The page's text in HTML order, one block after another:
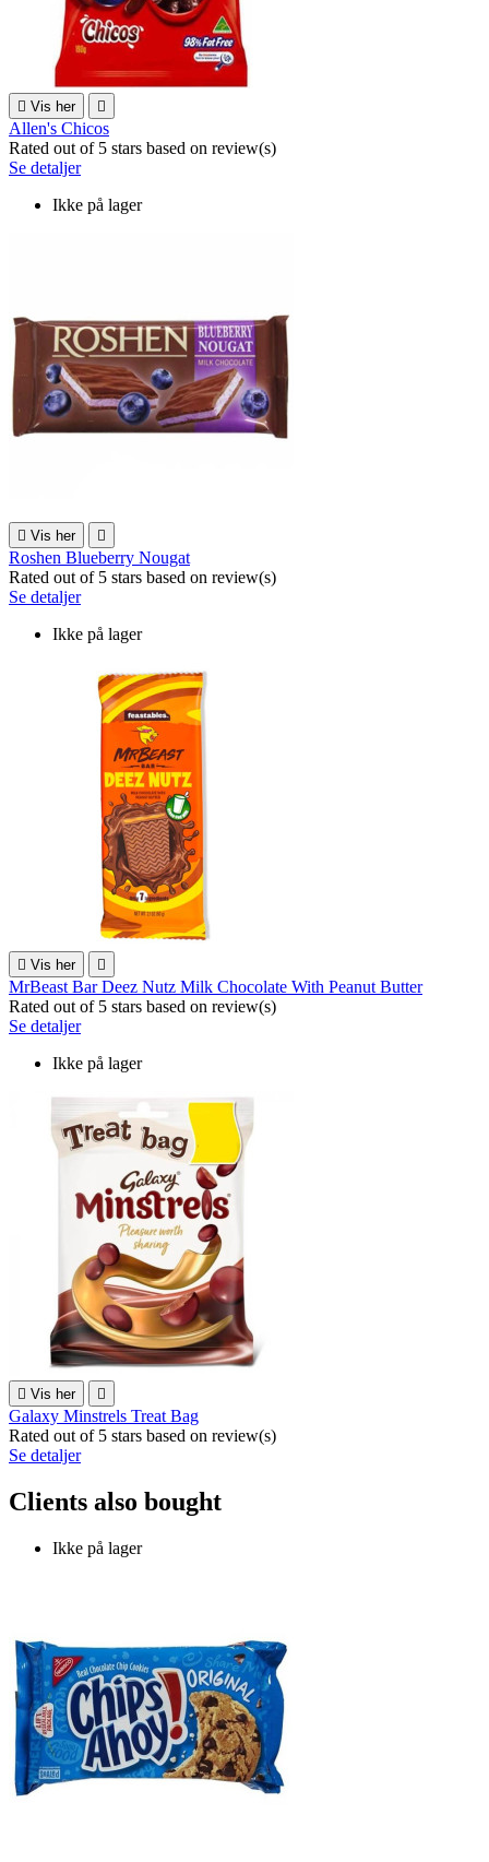
 Vis her 
Allen's Chicos
Rated out of 5 stars based on review(s)
Se detaljer
Ikke på lager
 Vis her 
Roshen Blueberry Nougat
Rated out of 5 stars based on review(s)
Se detaljer
Ikke på lager
 Vis her 
MrBeast Bar Deez Nutz Milk Chocolate With Peanut Butter
Rated out of 5 stars based on review(s)
Se detaljer
Ikke på lager
 Vis her 
Galaxy Minstrels Treat Bag
Rated out of 5 stars based on review(s)
Se detaljer
Clients also bought
Ikke på lager